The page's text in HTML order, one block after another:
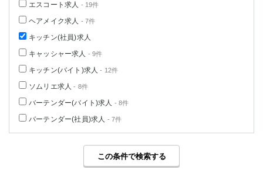
エスコート求人 - 19件
ヘアメイク求人 - 7件
キッチン(社員)求人
キャッシャー求人 - 9件
キッチン(バイト)求人 - 12件
ソムリエ求人 - 8件
バーテンダー(バイト)求人 - 8件
バーテンダー(社員)求人 - 7件
この条件で検索する